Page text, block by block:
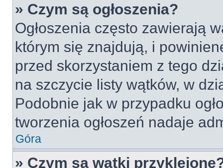
» Czym są ogłoszenia?
Ogłoszenia często zawierają
którym się znajdują, i
przed skorzystaniem z tego
na szczycie listy wątków, w
Podobnie jak w przypadku
tworzenia ogłoszeń nadaje
Góra
» Czym są wątki